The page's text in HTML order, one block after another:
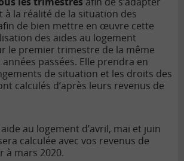
à la réalité de la situation des
de bien mettre en œuvre cette
des aides au logement
le premier trimestre de la même
passées. Elle prendra en
de situation et les droits des
calculés d’après leurs revenus de
au logement d’avril, mai et juin
calculée avec vos revenus de
à mars 2020.